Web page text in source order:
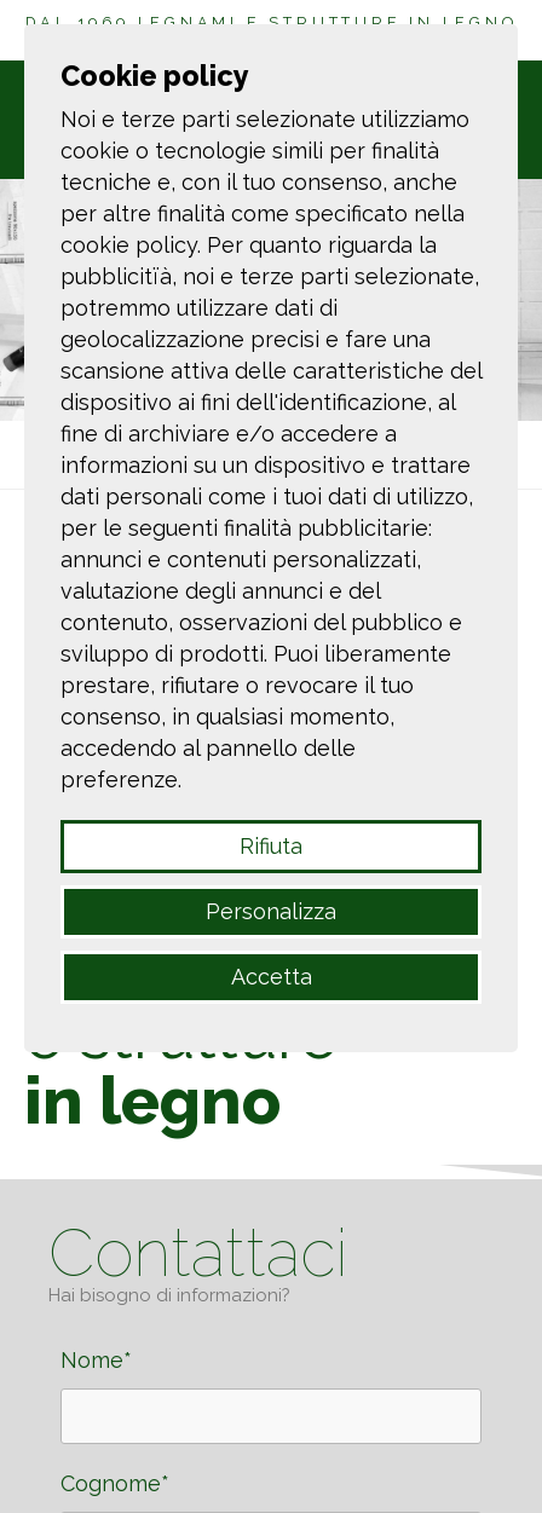
DAL 1969 LEGNAMI E STRUTTURE IN LEGNO
Ti trovi in: Home News ed Eventi FSC Italia
FSC ITALIA
La foresta nella vita di ogni
giorno
Online la piattaforma didattica con schede e
approfondimenti sul valore delle foreste nella
nostra vita quotidiana
Forest Stewardship Council®
Legname
e strutture
in legno
Contattaci
Hai bisogno di informazioni?
Nome*
Cognome*
Cookie policy
Noi e terze parti selezionate utilizziamo
cookie o tecnologie simili per finalità
tecniche e, con il tuo consenso, anche
per altre finalità come specificato nella
cookie policy. Per quanto riguarda la
pubblicitïà, noi e terze parti selezionate,
potremmo utilizzare dati di
geolocalizzazione precisi e fare una
scansione attiva delle caratteristiche del
dispositivo ai fini dell'identificazione, al
fine di archiviare e/o accedere a
informazioni su un dispositivo e trattare
dati personali come i tuoi dati di utilizzo,
per le seguenti finalità pubblicitarie:
annunci e contenuti personalizzati,
valutazione degli annunci e del
contenuto, osservazioni del pubblico e
sviluppo di prodotti. Puoi liberamente
prestare, rifiutare o revocare il tuo
consenso, in qualsiasi momento,
accedendo al pannello delle
preferenze.
Rifiuta
Personalizza
Accetta